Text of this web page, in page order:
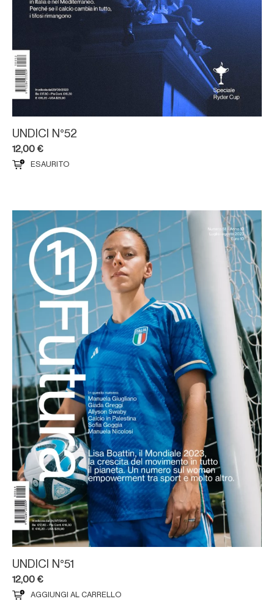
UNDICI N°52
12,00 €
ESAURITO
UNDICI N°51
12,00 €
AGGIUNGI AL CARRELLO